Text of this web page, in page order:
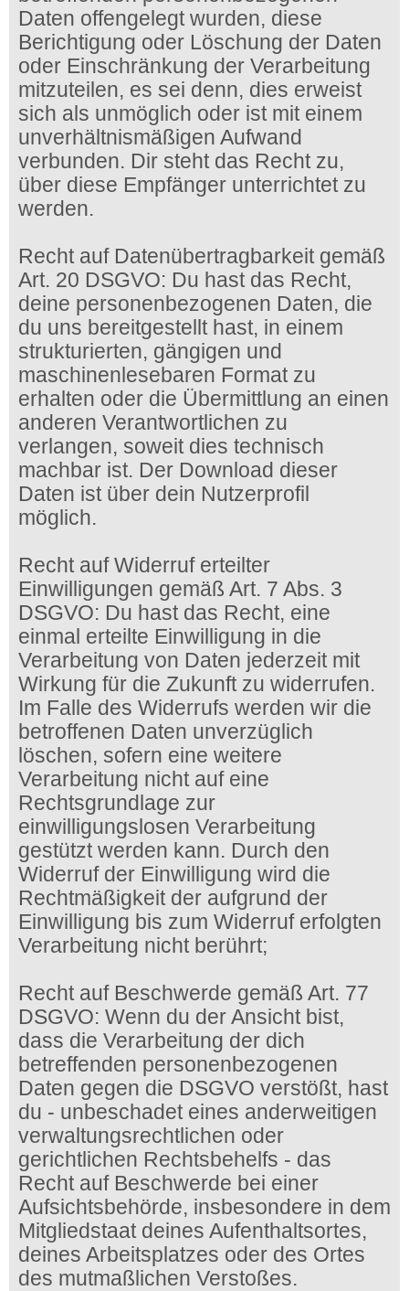
Daten offengelegt wurden, diese
Berichtigung oder Löschung der Daten
oder Einschränkung der Verarbeitung
mitzuteilen, es sei denn, dies erweist
sich als unmöglich oder ist mit einem
unverhältnismäßigen Aufwand
verbunden. Dir steht das Recht zu,
über diese Empfänger unterrichtet zu
werden.
Recht auf Datenübertragbarkeit gemäß
Art. 20 DSGVO: Du hast das Recht,
deine personenbezogenen Daten, die
du uns bereitgestellt hast, in einem
strukturierten, gängigen und
maschinenlesebaren Format zu
erhalten oder die Übermittlung an einen
anderen Verantwortlichen zu
verlangen, soweit dies technisch
machbar ist. Der Download dieser
Daten ist über dein Nutzerprofil
möglich.
Recht auf Widerruf erteilter
Einwilligungen gemäß Art. 7 Abs. 3
DSGVO: Du hast das Recht, eine
einmal erteilte Einwilligung in die
Verarbeitung von Daten jederzeit mit
Wirkung für die Zukunft zu widerrufen.
Im Falle des Widerrufs werden wir die
betroffenen Daten unverzüglich
löschen, sofern eine weitere
Verarbeitung nicht auf eine
Rechtsgrundlage zur
einwilligungslosen Verarbeitung
gestützt werden kann. Durch den
Widerruf der Einwilligung wird die
Rechtmäßigkeit der aufgrund der
Einwilligung bis zum Widerruf erfolgten
Verarbeitung nicht berührt;
Recht auf Beschwerde gemäß Art. 77
DSGVO: Wenn du der Ansicht bist,
dass die Verarbeitung der dich
betreffenden personenbezogenen
Daten gegen die DSGVO verstößt, hast
du - unbeschadet eines anderweitigen
verwaltungsrechtlichen oder
gerichtlichen Rechtsbehelfs - das
Recht auf Beschwerde bei einer
Aufsichtsbehörde, insbesondere in dem
Mitgliedstaat deines Aufenthaltsortes,
deines Arbeitsplatzes oder des Ortes
des mutmaßlichen Verstoßes.